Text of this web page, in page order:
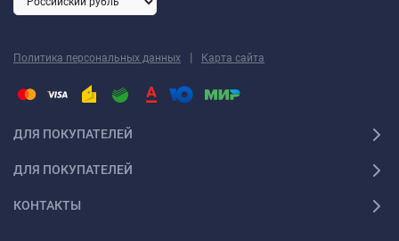
Политика персональных данных | Карта сайта
ДЛЯ ПОКУПАТЕЛЕЙ
ДЛЯ ПОКУПАТЕЛЕЙ
КОНТАКТЫ